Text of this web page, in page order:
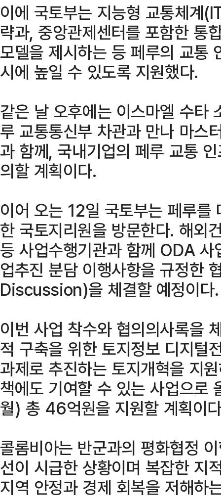
이에 국토부는 지능형 교통체계
략과, 중앙관제센터를 포함한 통
모델을 제시하는 등 페루의 교통
시에 높일 수 있도록 지원했다.
같은 날 오후에는 이스마엘 수
루 교통통신부 차관과 만나 마스
과 함께, 국내기업의 페루 교통
의할 계획이다.
이어 오는 12일 국토부는 페루를
한 국토지리원을 방문한다. 해외
등 사업수행기관과 함께 ODA
업추진 분담 이행사항을 규정한
Discussion)을 체결할 예정이다.
이번 사업 착수와 협의의사록을
적 구축을 위한 토지정보 디지털
과제로 추진하는 토지개혁을 지
책에도 기여할 수 있는 사업으
월) 총 46억원을 지원할 계획이
콜롬비아는 반군과의 평화협정
선이 시급한 상황이며 복잡한 지
지역 안정과 경제 회복을 저해하